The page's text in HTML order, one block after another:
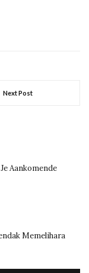
Next Post
Aankomende
Memelihara